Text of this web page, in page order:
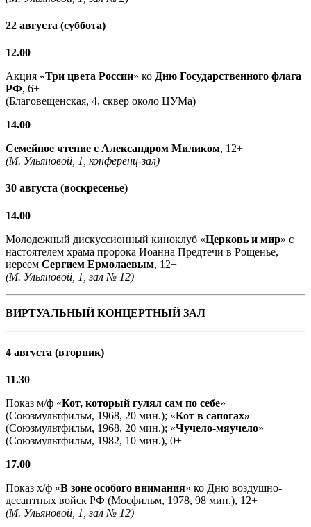
22 августа (суббота)
12.00
Акция «Три цвета России» ко Дню Государственного флага
РФ, 6+
(Благовещенская, 4, сквер около ЦУМа)
14.00
Семейное чтение с Александром Миликом, 12+
(М. Ульяновой, 1, конференц-зал)
30 августа (воскресенье)
14.00
Молодежный дискуссионный киноклуб «Церковь и мир» с
настоятелем храма пророка Иоанна Предтечи в Рощенье,
иереем Сергием Ермолаевым, 12+
(М. Ульяновой, 1, зал № 12)
ВИРТУАЛЬНЫЙ КОНЦЕРТНЫЙ ЗАЛ
4 августа (вторник)
11.30
Показ м/ф «Кот, который гулял сам по себе»
(Союзмультфильм, 1968, 20 мин.); «Кот в сапогах»
(Союзмультфильм, 1968, 20 мин.); «Чучело-мяучело»
(Союзмультфильм, 1982, 10 мин.), 0+
17.00
Показ х/ф «В зоне особого внимания» ко Дню воздушно-
десантных войск РФ (Мосфильм, 1978, 98 мин.), 12+
(М. Ульяновой, 1, зал № 12)